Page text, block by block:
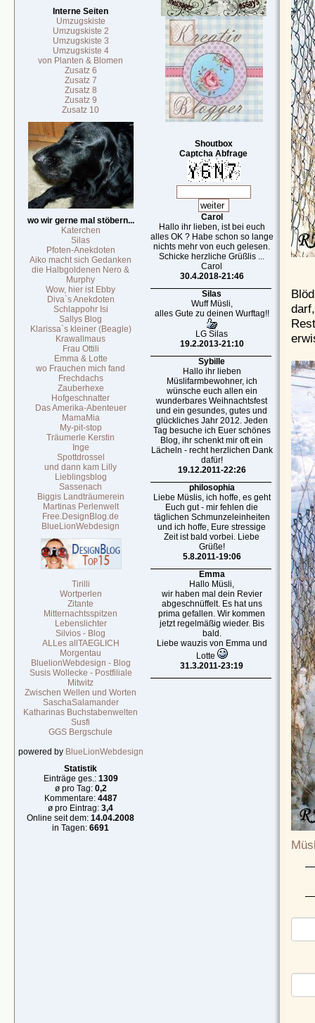
Interne Seiten
Umzugskiste
Umzugskiste 2
Umzugskiste 3
Umzugskiste 4
von Planten & Blomen
Zusatz 6
Zusatz 7
Zusatz 8
Zusatz 9
Zusatz 10
wo wir gerne mal stöbern...
Katerchen
Silas
Pfoten-Anekdoten
Aiko macht sich Gedanken
die Halbgoldenen Nero &
Murphy
Wow, hier ist Ebby
Diva`s Anekdoten
Schlappohr Isi
Sallys Blog
Klarissa`s kleiner (Beagle)
Krawallmaus
Frau Ottili
Emma & Lotte
wo Frauchen mich fand
Frechdachs
Zauberhexe
Hofgeschnatter
Das Amerika-Abenteuer
MamaMia
My-pit-stop
Träumerle Kerstin
Inge
Spottdrossel
und dann kam Lilly
Lieblingsblog
Sassenach
Biggis Landträumerein
Martinas Perlenwelt
Free.DesignBlog.de
BlueLionWebdesign
Tirilli
Wortperlen
Zitante
Mitternachtsspitzen
Lebenslichter
Silvios - Blog
ALLes allTAEGLICH
Morgentau
BluelionWebdesign - Blog
Susis Wollecke - Postfiliale
Mitwitz
Zwischen Wellen und Worten
SaschaSalamander
Katharinas Buchstabenwelten
Susfi
GGS Bergschule
powered by BlueLionWebdesign
Statistik
Einträge ges.: 1309
ø pro Tag: 0,2
Kommentare: 4487
ø pro Eintrag:3,4
Online seit dem:14.04.2008
in Tagen:6691
Shoutbox
Captcha Abfrage
Carol
Hallo ihr lieben, ist bei euch
alles OK ? Habe schon so lange
nichts mehr von euch gelesen.
Schicke herzliche Grüßlis ...
Carol
30.4.2018-21:46
Silas
Wuff Müsli,
alles Gute zu deinen Wurftag!!
LG Silas
19.2.2013-21:10
Sybille
Hallo ihr lieben
Müslifarmbewohner, ich
wünsche euch allen ein
wunderbares Weihnachtsfest
und ein gesundes, gutes und
glückliches Jahr 2012. Jeden
Tag besuche ich Euer schönes
Blog, ihr schenkt mir oft ein
Lächeln - recht herzlichen Dank
dafür!
19.12.2011-22:26
philosophia
Liebe Müslis, ich hoffe, es geht
Euch gut - mir fehlen die
täglichen Schmunzeleinheiten
und ich hoffe, Eure stressige
Zeit ist bald vorbei. Liebe
Grüße!
5.8.2011-19:06
Emma
Hallo Müsli,
wir haben mal dein Revier
abgeschnüffelt. Es hat uns
prima gefallen. Wir kommen
jetzt regelmäßig wieder. Bis
bald.
Liebe wauzis von Emma und
Lotte
31.3.2011-23:19